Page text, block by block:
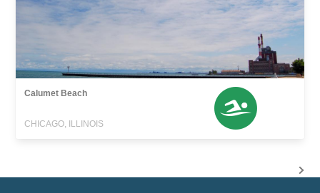
Calumet Beach
CHICAGO, ILLINOIS